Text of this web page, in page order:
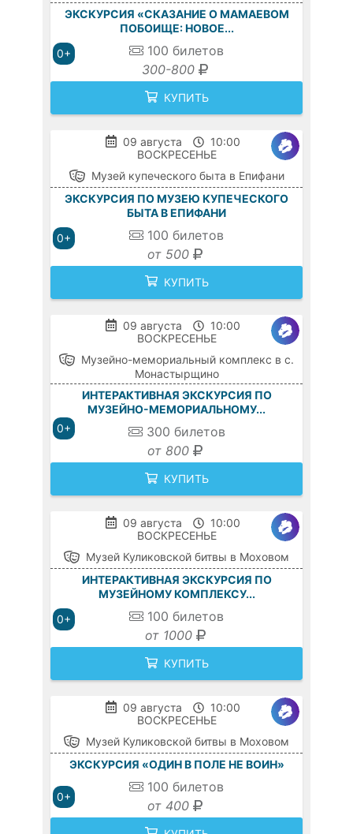
0+
ЭКСКУРСИЯ «СКАЗАНИЕ О МАМАЕВОМ
ПОБОИЩЕ: НОВОЕ...
100 билетов
300-800
КУПИТЬ
09 августа
10:00
ВОСКРЕСЕНЬЕ
0+
Музей купеческого быта в Епифани
ЭКСКУРСИЯ ПО МУЗЕЮ КУПЕЧЕСКОГО
БЫТА В ЕПИФАНИ
100 билетов
от 500
КУПИТЬ
09 августа
10:00
ВОСКРЕСЕНЬЕ
0+
Музейно-мемориальный комплекс в с.
Монастырщино
ИНТЕРАКТИВНАЯ ЭКСКУРСИЯ ПО
МУЗЕЙНО-МЕМОРИАЛЬНОМУ...
300 билетов
от 800
КУПИТЬ
09 августа
10:00
ВОСКРЕСЕНЬЕ
0+
Музей Куликовской битвы в Моховом
ИНТЕРАКТИВНАЯ ЭКСКУРСИЯ ПО
МУЗЕЙНОМУ КОМПЛЕКСУ...
100 билетов
от 1000
КУПИТЬ
09 августа
10:00
ВОСКРЕСЕНЬЕ
0+
Музей Куликовской битвы в Моховом
ЭКСКУРСИЯ «ОДИН В ПОЛЕ НЕ ВОИН»
100 билетов
от 400